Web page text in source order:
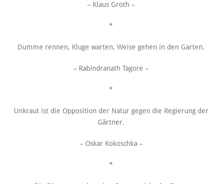
– Klaus Groth –
*
Dumme rennen, Kluge warten, Weise gehen in den Garten.
– Rabindranath Tagore –
*
Unkraut ist die Opposition der Natur gegen die Regierung der
Gärtner.
– Oskar Kokoschka –
*